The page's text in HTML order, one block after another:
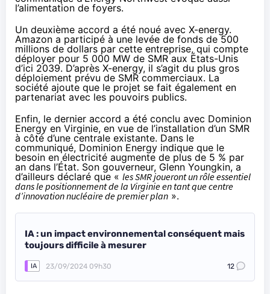
l’alimentation de foyers.
Un deuxième accord a été noué avec X-energy.
Amazon a participé à une levée de fonds de 500
millions de dollars par cette entreprise, qui compte
déployer pour 5 000 MW de SMR aux États-Unis
d’ici 2039. D’après X-energy, il s’agit du plus gros
déploiement prévu de SMR commerciaux. La
société ajoute que le projet se fait également en
partenariat avec les pouvoirs publics.
Enfin, le dernier accord a été conclu avec Dominion
Energy en Virginie, en vue de l’installation d’un SMR
à côté d’une centrale existante. Dans le
communiqué, Dominion Energy indique que le
besoin en électricité augmente de plus de 5 % par
an dans l’État. Son gouverneur, Glenn Youngkin, a
d’ailleurs déclaré que « les SMR joueront un rôle essentiel
dans le positionnement de la Virginie en tant que centre
d’innovation nucléaire de premier plan ».
IA : un impact environnemental conséquent mais
toujours difficile à mesurer
IA 23/09/2024 09h30 12